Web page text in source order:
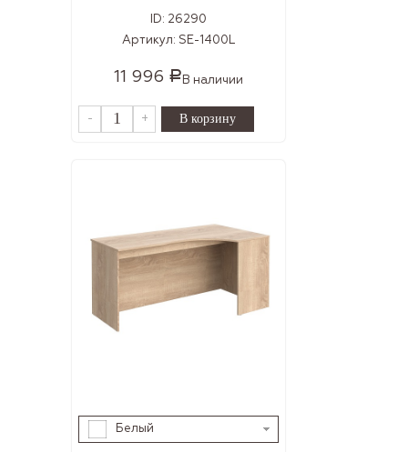
ID: 26290
Артикул: SE-1400L
11 996 Р В наличии
- +
Белый